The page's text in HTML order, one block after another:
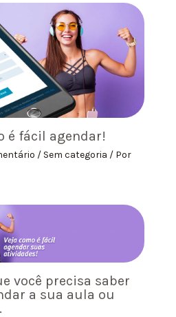
é fácil agendar!
/ Sem categoria / Por
você precisa saber
a sua aula ou